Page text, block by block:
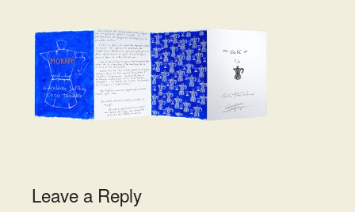
Leave a Reply